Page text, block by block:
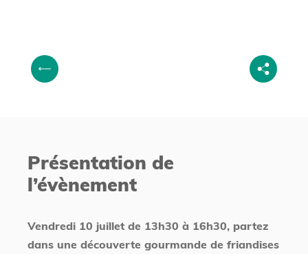
V
o
t
e
s
c
i
P
d
e
t
Présentation de
l’évènement
Vendredi 10 juillet de 13h30 à 16h30, partez
dans une découverte gourmande de friandises